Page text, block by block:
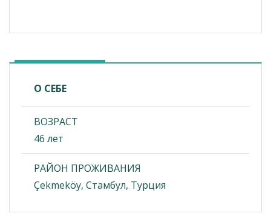
О СЕБЕ
ВОЗРАСТ
46 лет
РАЙОН ПРОЖИВАНИЯ
Çekmeköy, Стамбул, Турция